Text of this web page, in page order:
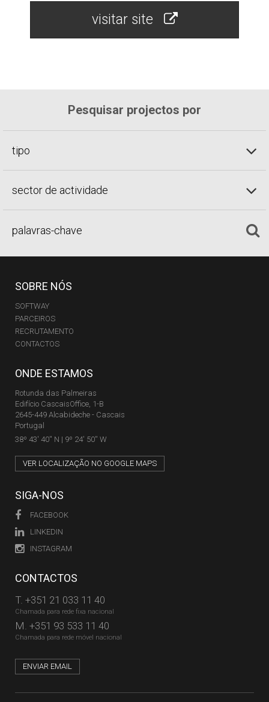
visitar site
Pesquisar projectos por
tipo
sector de actividade
SOBRE NÓS
SOFTWAY
PARCEIROS
RECRUTAMENTO
CONTACTOS
ONDE ESTAMOS
Rotunda das Palmeiras
Edifício CascaisOffice, 1-B
2645-449 Alcabideche - Cascais
Portugal
38º 43' 40'' N | 9º 24' 50'' W
VER LOCALIZAÇÃO NO GOOGLE MAPS
SIGA-NOS
FACEBOOK
LINKEDIN
INSTAGRAM
CONTACTOS
T. +351 21 033 11 40
Chamada para rede fixa nacional
M. +351 93 533 11 40
Chamada para rede móvel nacional
ENVIAR EMAIL